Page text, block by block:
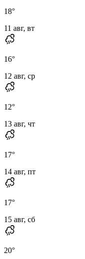
18°
11 авг, вт
16°
12 авг, ср
12°
13 авг, чт
17°
14 авг, пт
17°
15 авг, сб
20°